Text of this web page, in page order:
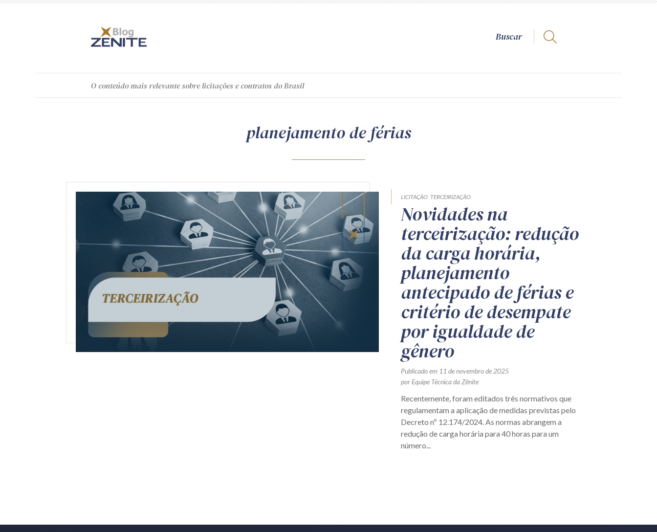
O conteúdomais relevante sobre licitações e contratos do Brasil
planejamento de férias
LICITAÇÃO TERCEIRIZAÇÃO
Novidades na
terceirização: redução
da carga horária,
planejamento
antecipado de férias e
critério de desempate
por igualdade de
gênero
Publicado em 11 de novembro de 2025
por Equipe Técnica da Zênite
Recentemente, foram editados três normativos que
regulamentam a aplicação de medidas previstas pelo
Decreto nº 12.174/2024. As normas abrangem a
redução de carga horária para 40 horas para um
número...